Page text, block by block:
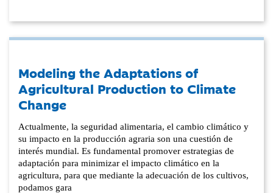
Modeling the Adaptations of
Agricultural Production to Climate
Change
Actualmente, la seguridad alimentaria, el cambio climático y
su impacto en la producción agraria son una cuestión de
interés mundial. Es fundamental promover estrategias de
adaptación para minimizar el impacto climático en la
agricultura, para que mediante la adecuación de los cultivos,
podamos gara